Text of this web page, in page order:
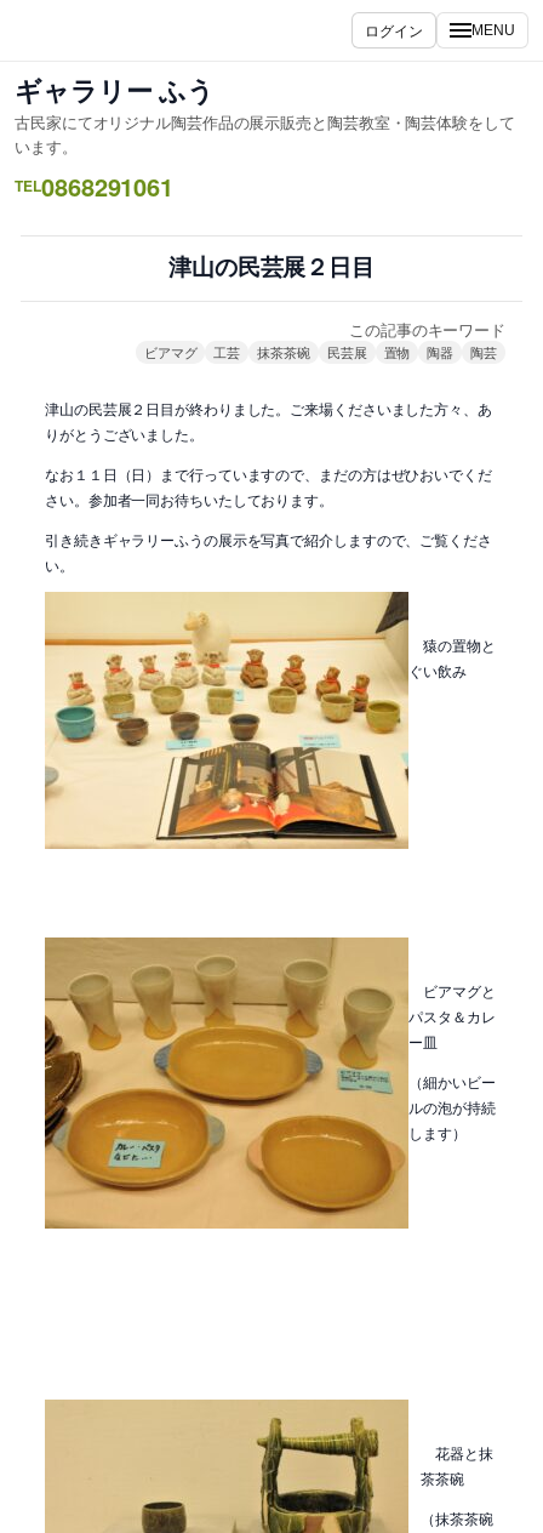
ス
キ
ッ
プ
ログイン MENU
ギャラリー ふう
古民家にてオリジナル陶芸作品の展示販売と陶芸教室・陶芸体験をして
います。
TEL0868291061
津山の民芸展２日目
この記事のキーワード
ビアマグ 工芸 抹茶茶碗 民芸展 置物 陶器 陶芸
津山の民芸展２日目が終わりました。ご来場くださいました方々、あ
りがとうございました。
なお１１日（日）まで行っていますので、まだの方はぜひおいでくだ
さい。参加者一同お待ちいたしております。
引き続きギャラリーふうの展示を写真で紹介しますので、ご覧くださ
い。
猿の置物と
ぐい飲み
ビアマグと
パスタ＆カレ
ー皿
（細かいビー
ルの泡が持続
します）
花器と抹
茶茶碗
（抹茶茶碗